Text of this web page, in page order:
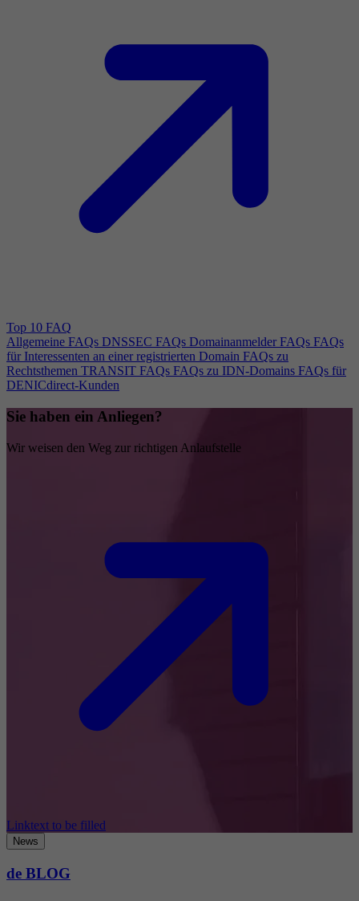
Top 10 FAQ
Allgemeine FAQs DNSSEC FAQs Domainanmelder FAQs FAQs
für Interessenten an einer registrierten Domain FAQs zu
Rechtsthemen TRANSIT FAQs FAQs zu IDN-Domains FAQs für
DENICdirect-Kunden
Sie haben ein Anliegen?
Wir weisen den Weg zur richtigen Anlaufstelle
Linktext to be filled
News
de BLOG